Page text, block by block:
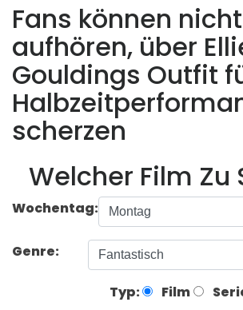
Fans können nicht
aufhören, über
Gouldings Outfit
scherzen
Welcher Film Zu
Wochentag:
Genre:
Typ: Film